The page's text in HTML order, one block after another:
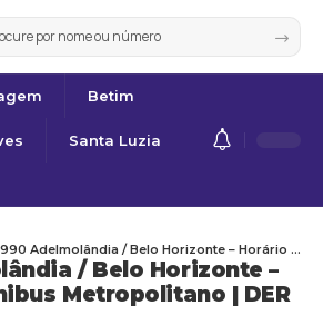
Betim
Santa Luzia
/ Belo Horizonte –
Metropolitano | DER
Adelmolândia / Belo Horizonte – Horário de Ônibus Metropolitano | DER MG